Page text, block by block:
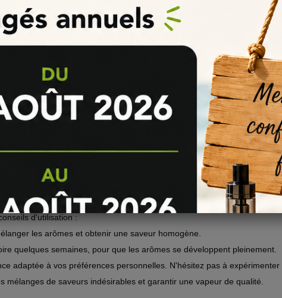
Tous les ingrédients utilisés dans la confection du Goose Juice
liquide, sont sélectionnés avec soin pour garantir une qualité optimale.
pour un Rendu Parfait
idéal pour vous accompagner pendant de longues sessions de
vous pourrez profiter d'une vapeur dense et généreuse, tout en
Juice
d'utilisation :
les arômes et obtenir une saveur homogène.
quelques semaines, pour que les arômes se développent pleinement.
adaptée à vos préférences personnelles. N'hésitez pas à
mélanges de saveurs indésirables et garantir une vapeur de qualité.